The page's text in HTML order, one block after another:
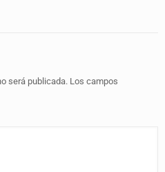
será publicada. Los campos